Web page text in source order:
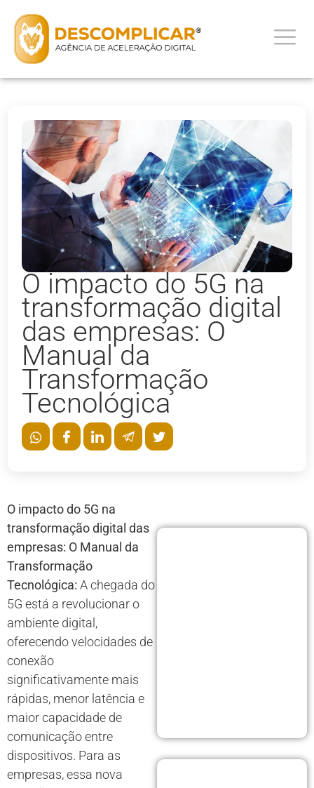
O impacto do 5G na
transformação digital
das empresas: O
Manual da
Transformação
Tecnológica
O impacto do 5G na
transformação digital das
empresas: O Manual da
Transformação
Tecnológica: A chegada do
5G está a revolucionar o
ambiente digital,
oferecendo velocidades de
conexão
significativamente mais
rápidas, menor latência e
maior capacidade de
comunicação entre
dispositivos. Para as
empresas, essa nova